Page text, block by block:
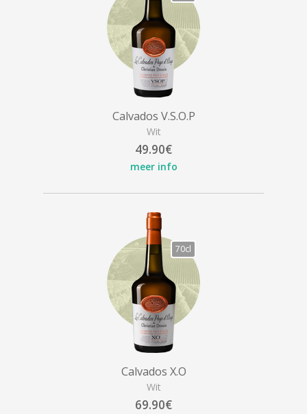
Calvados V.S.O.P
Wit
49.90€
meer info
70cl
Calvados X.O
Wit
69.90€